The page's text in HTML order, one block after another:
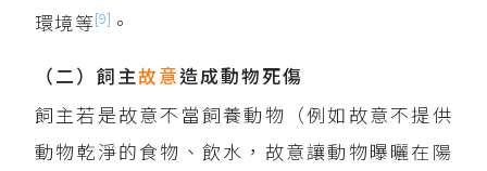
環境等[9] 。
（二）飼主故意造成動物死傷
飼主若是故意不當飼養動物（例如故意不提供
動物乾淨的食物、飲水，故意讓動物曝曬在陽